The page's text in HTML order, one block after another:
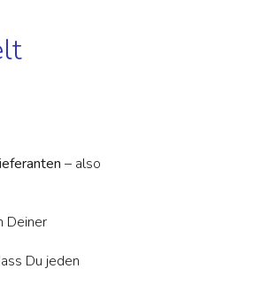
– also
Deiner
Du jeden